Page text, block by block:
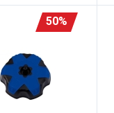
50%